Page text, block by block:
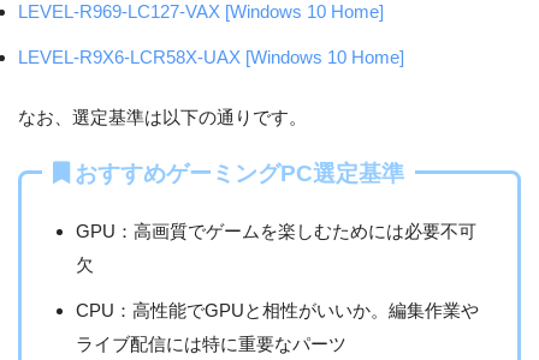
LEVEL-R969-LC127-VAX [Windows 10 Home]
LEVEL-R9X6-LCR58X-UAX [Windows 10 Home]
なお、選定基準は以下の通りです。
おすすめゲーミングPC選定基準
GPU：高画質でゲームを楽しむためには必要不可
欠
CPU：高性能でGPUと相性がいいか。編集作業や
ライブ配信には特に重要なパーツ